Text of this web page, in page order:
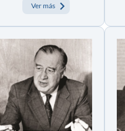
Ver más